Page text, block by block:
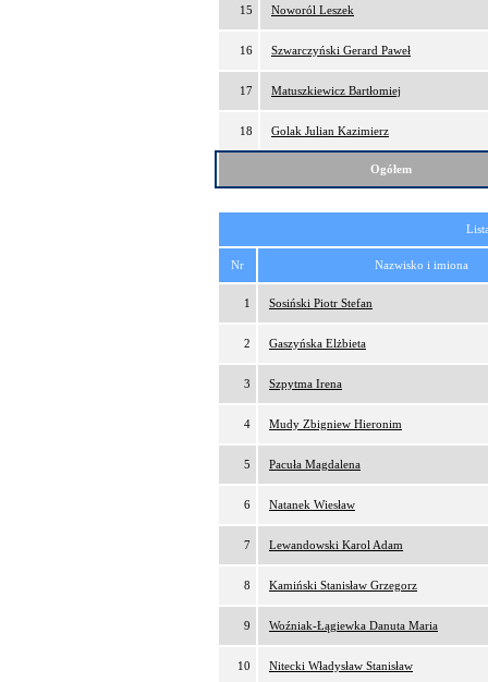
15 Noworól Leszek
16 Szwarczyński Gerard Paweł
17 Matuszkiewicz Bartłomiej
18 Golak Julian Kazimierz
Ogółem
Nr Nazwisko i imiona
1 Sosiński Piotr Stefan
2 Gaszyńska Elżbieta
3 Szpytma Irena
4 Mudy Zbigniew Hieronim
5 Pacuła Magdalena
6 Natanek Wiesław
7 Lewandowski Karol Adam
8 Kamiński Stanisław Grzegorz
9 Woźniak-Łągiewka Danuta Maria
10 Nitecki Władysław Stanisław